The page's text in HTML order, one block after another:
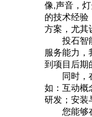
像,声音，
的技术经验
方案，尤其
投石智能
服务能力，
到项目后期
同时，在
如：互动概
研发；安装
您能够在